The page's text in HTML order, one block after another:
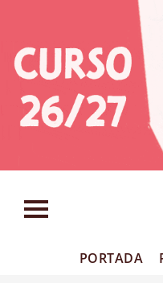
PORTADA